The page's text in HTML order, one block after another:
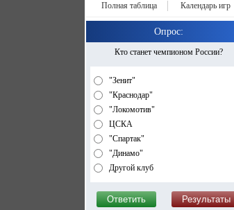
Полная таблица Календарь игр
Опрос:
Кто станет чемпионом России?
"Зенит"
"Краснодар"
"Локомотив"
ЦСКА
"Спартак"
"Динамо"
Другой клуб